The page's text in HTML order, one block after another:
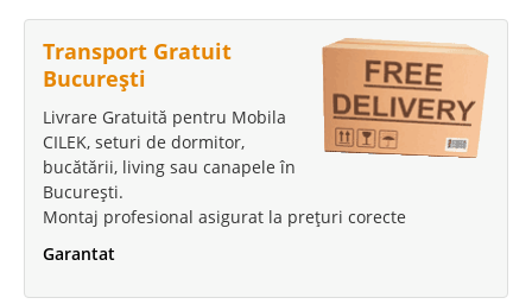
Transport Gratuit
București
Livrare Gratuită pentru Mobila
CILEK, seturi de dormitor,
bucătării, living sau canapele în
București.
Montaj profesional asigurat la prețuri corecte
Garantat